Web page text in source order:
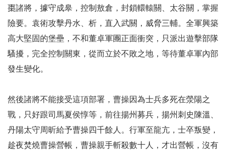
棗諸將，據守成皋，控制敖倉，封鎖轘轅關、太谷關，掌握
險要。袁術攻擊丹水、析，直入武關，威脅三輔。全軍興築
高大堅固的堡壘，不和董卓軍團正面衝突，只派出遊擊部隊
騷擾，完全控制關東，從而立於不敗之地，等待董卓軍內部
發生變化。
然後諸將不能接受這項部署，曹操因為士兵多死在滎陽之
戰，只好跟司馬夏侯惇等，前往揚州募兵，揚州刺史陳溫、
丹陽太守周昕給予曹操四千餘人。行軍至龍亢，士卒叛變，
趁夜焚燒曹操營帳，曹操親手斬殺數十人，才出營帳，沒有